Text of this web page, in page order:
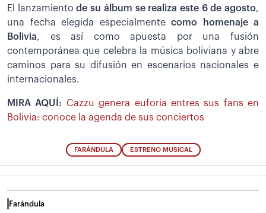
El lanzamientode su álbum se realiza este 6 de agosto,
una fecha elegida especialmente como homenaje a
Bolivia, es así como apuesta por una fusión
contemporánea que celebra la música boliviana y abre
caminos para su difusión en escenarios nacionales e
internacionales.
MIRA AQUÍ: Cazzu genera euforia entres sus fans en
Bolivia: conoce la agenda de sus conciertos
FARÁNDULA ESTRENO MUSICAL
Farándula